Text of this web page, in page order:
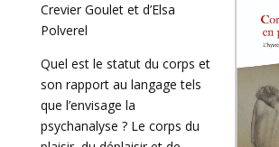
Crevier Goulet et d’Elsa
Polverel
Quel est le statut du corps et
son rapport au langage tels
que l’envisage la
psychanalyse ? Le corps du